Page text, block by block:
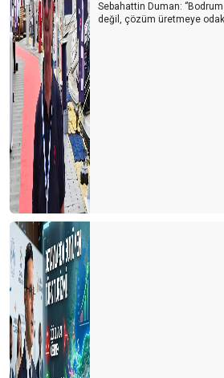
Sebahattin Duman:
değil, çözüm üretmeye